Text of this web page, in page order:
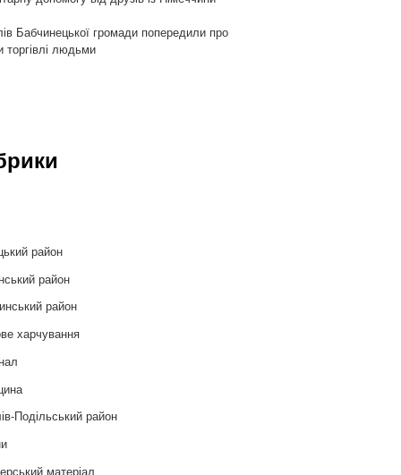
Бабчинецької громади попередили про
торгівлі людьми
район
район
район
харчування
Подільський район
матеріал